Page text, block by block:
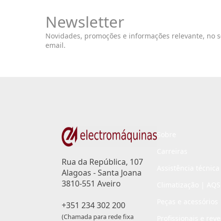
Newsletter
Novidades, promoções e informações relevante, no
email.
Rua da República, 107
Alagoas - Santa Joana
3810-551 Aveiro
+351 234 302 200
(Chamada para rede fixa